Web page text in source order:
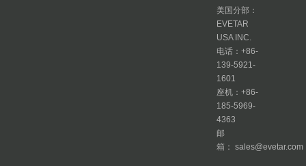
美国分部：
EVETAR
USA INC.
电话：+86-
139-5921-
1601
座机：+86-
185-5969-
4363
邮
箱： sales@evetar.com